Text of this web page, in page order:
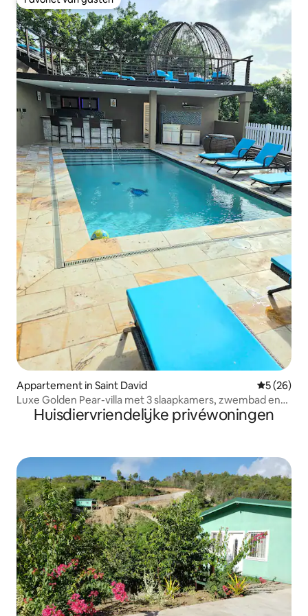
Favoriet van gasten
Appartement in Saint David
5 (26)
Luxe Golden Pear-villa met 3 slaapkamers, zwembad en
uitzicht op de oceaan
Huisdiervriendelijke privéwoningen